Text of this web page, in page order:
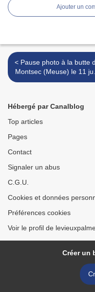
Ajouter un
< Pause photo à la butte de
Montsec (Meuse) le 11 juin
2020
Hébergé par Canalblog
Top articles
Pages
Contact
Signaler un abus
C.G.U.
Cookies et données
Préférences cookies
Voir le profil de
Créer un